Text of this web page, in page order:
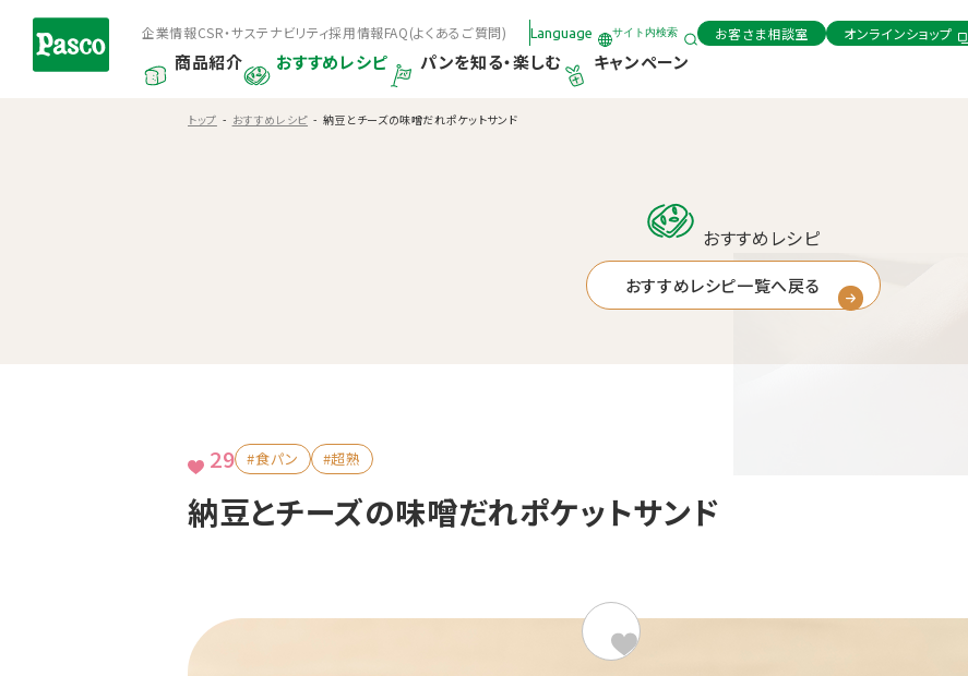
商品紹介 おすすめレシピ パンを知る・楽しむ キャンペーン
サイト内検索
Language
企業情報CSR・サステナビリティ採用情報FAQ(よくあるご質問) お客さま相談室 オンラインショップ
トップ おすすめレシピ 納豆とチーズの味噌だれポケットサンド
おすすめレシピ
おすすめレシピ一覧へ戻る
納豆とチーズの味噌だれポケットサンド
29 #食パン #超熟